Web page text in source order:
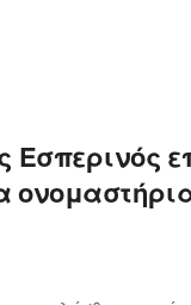
Εσπερινός